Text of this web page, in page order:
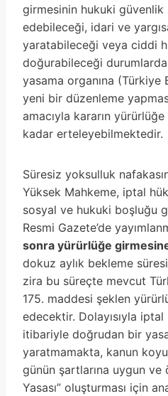
girmesinin hukuki güvenlik
edebileceği, idari ve
yaratabileceği veya ciddi
doğurabileceği
yasama organına
yeni bir düzenleme
amacıyla kararın
kadar erteleyebilmektedir.
Süresiz yoksulluk
Yüksek Mahkeme, iptal
sosyal ve hukuki boşluğu
Resmi Gazete’de
sonra yürürlüğe
dokuz aylık bekleme
zira bu süreçte mevcut
175. maddesi şeklen
edecektir. Dolayısıyla iptal
itibariyle doğrudan bir
yaratmamakta, kanun
günün şartlarına uygun ve
Yasası” oluşturması için